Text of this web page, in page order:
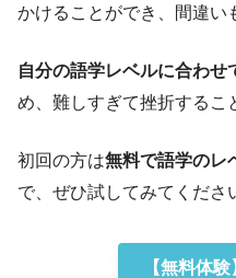
かけることができ、間違い
自分の語学レベルに合わせ
め、難しすぎて挫折するこ
初回の方は無料で語学のレ
で、ぜひ試してみてくださ
【無料体